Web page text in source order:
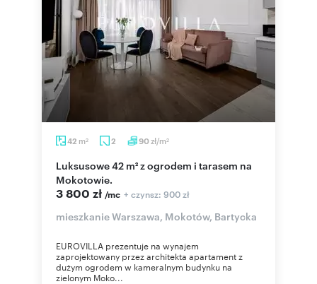
42 m2 2 90zł/m2
Luksusowe 42 m² z ogrodem i tarasem na
Mokotowie.
3 800 zł /mc + czynsz: 900 zł
mieszkanie Warszawa, Mokotów, Bartycka
EUROVILLA prezentuje na wynajem
zaprojektowany przez architekta apartament z
dużym ogrodem w kameralnym budynku na
zielonym Moko...